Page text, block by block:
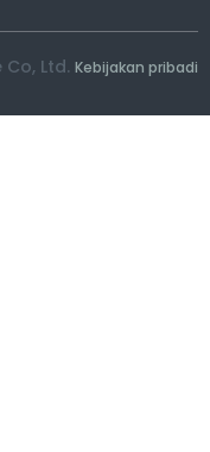
Ltd. Kebijakan pribadi